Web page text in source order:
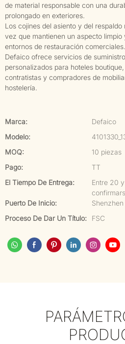
de material responsable con una
prolongado en exteriores.
Los cojines del asiento y del
vez que mantienen un aspecto
entornos de restauración comerciales.
Defaico ofrece servicios de
personalizados para hoteles
contratistas y compradores de
hostelería.
Marca:
Defaico
Modelo:
MOQ:
10 piezas
Pago:
TT
El Tiempo De Entrega:
Entre 20
Puerto De Inicio:
Shenzhen
Proceso De Dar Un Título:
FSC